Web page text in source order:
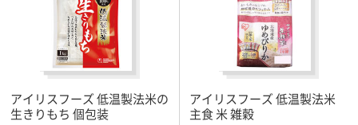
アイリスフーズ 低温製法米の
生きりもち 個包装
アイリスフーズ 低温製法米
主食 米 雑穀